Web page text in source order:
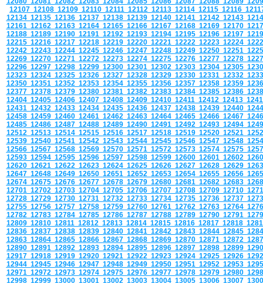
12107 12108 12109 12110 12111 12112 12113 12114 12115 12116
12134 12135 12136 12137 12138 12139 12140 12141 12142 12143
12161 12162 12163 12164 12165 12166 12167 12168 12169 12170
12188 12189 12190 12191 12192 12193 12194 12195 12196 12197
12215 12216 12217 12218 12219 12220 12221 12222 12223 12224
12242 12243 12244 12245 12246 12247 12248 12249 12250 12251
12269 12270 12271 12272 12273 12274 12275 12276 12277 12278
12296 12297 12298 12299 12300 12301 12302 12303 12304 12305
12323 12324 12325 12326 12327 12328 12329 12330 12331 12332
12350 12351 12352 12353 12354 12355 12356 12357 12358 12359
12377 12378 12379 12380 12381 12382 12383 12384 12385 12386
12404 12405 12406 12407 12408 12409 12410 12411 12412 12413
12431 12432 12433 12434 12435 12436 12437 12438 12439 12440
12458 12459 12460 12461 12462 12463 12464 12465 12466 12467
12485 12486 12487 12488 12489 12490 12491 12492 12493 12494
12512 12513 12514 12515 12516 12517 12518 12519 12520 12521
12539 12540 12541 12542 12543 12544 12545 12546 12547 12548
12566 12567 12568 12569 12570 12571 12572 12573 12574 12575
12593 12594 12595 12596 12597 12598 12599 12600 12601 12602
12620 12621 12622 12623 12624 12625 12626 12627 12628 12629
12647 12648 12649 12650 12651 12652 12653 12654 12655 12656
12674 12675 12676 12677 12678 12679 12680 12681 12682 12683
12701 12702 12703 12704 12705 12706 12707 12708 12709 12710
12728 12729 12730 12731 12732 12733 12734 12735 12736 12737
12755 12756 12757 12758 12759 12760 12761 12762 12763 12764
12782 12783 12784 12785 12786 12787 12788 12789 12790 12791
12809 12810 12811 12812 12813 12814 12815 12816 12817 12818
12836 12837 12838 12839 12840 12841 12842 12843 12844 12845
12863 12864 12865 12866 12867 12868 12869 12870 12871 12872
12890 12891 12892 12893 12894 12895 12896 12897 12898 12899
12917 12918 12919 12920 12921 12922 12923 12924 12925 12926
12944 12945 12946 12947 12948 12949 12950 12951 12952 12953
12971 12972 12973 12974 12975 12976 12977 12978 12979 12980
12998 12999 13000 13001 13002 13003 13004 13005 13006 13007